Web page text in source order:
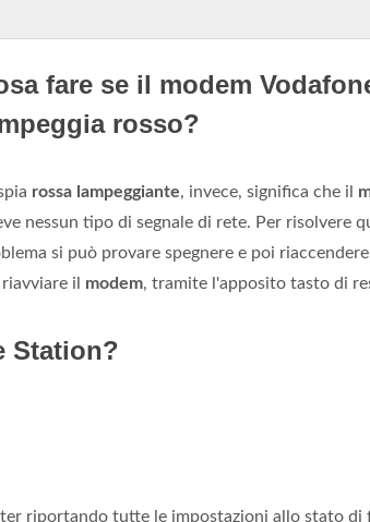
fare se il modem
rosso?
rossa lampeggiante, invece, significa che il
nessun tipo di segnale di rete. Per risolvere
si può provare spegnere e poi
il modem, tramite l'apposito tasto di
Station?
riportando tutte le impostazioni allo stato di